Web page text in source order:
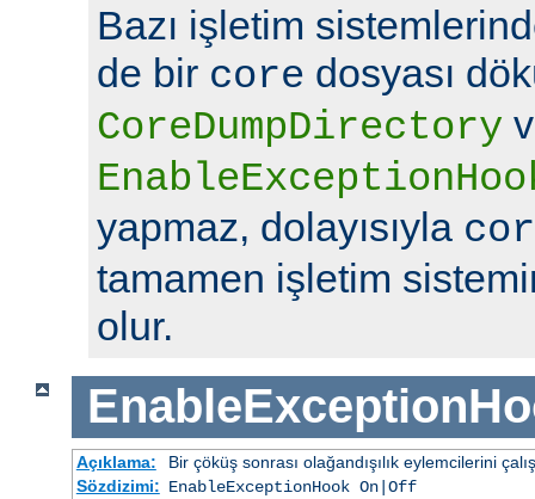
Bazı işletim
de bir core dosyası
CoreDumpDirectory
yapmaz, dolayısıyla
tamamen işletim
olur.
Açıklama:
Bir çöküş sonrası olağandışılık eylemcilerini
Sözdizimi: EnableExceptionHook On|Off